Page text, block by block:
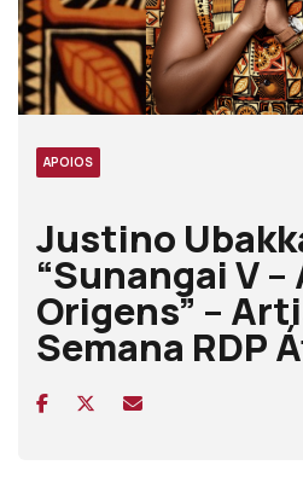
APOIOS
Justino
“Sunangai V –
Origens” –
Semana RDP